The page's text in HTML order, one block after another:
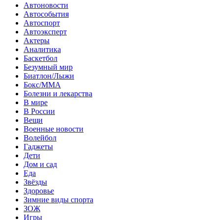
Автоновости
Автособытия
Автоспорт
Автоэксперт
Актеры
Аналитика
Баскетбол
Безумный мир
Биатлон/Лыжи
Бокс/MMA
Болезни и лекарства
В мире
В России
Вещи
Военные новости
Волейбол
Гаджеты
Дети
Дом и сад
Еда
Звёзды
Здоровье
Зимние виды спорта
ЗОЖ
Игры